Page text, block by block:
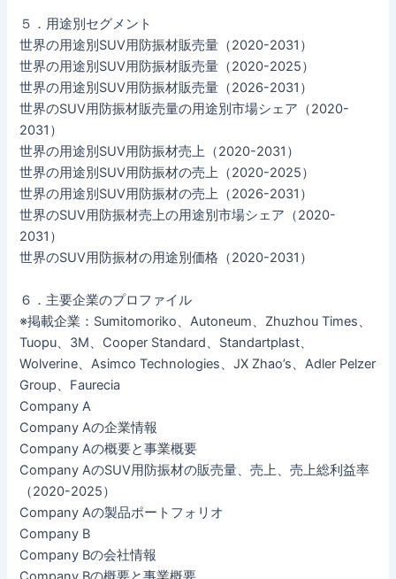
５．用途別セグメント
世界の用途別SUV用防振材販売量（2020-2031）
世界の用途別SUV用防振材販売量（2020-2025）
世界の用途別SUV用防振材販売量（2026-2031）
世界のSUV用防振材販売量の用途別市場シェア（2020-
2031）
世界の用途別SUV用防振材売上（2020-2031）
世界の用途別SUV用防振材の売上（2020-2025）
世界の用途別SUV用防振材の売上（2026-2031）
世界のSUV用防振材売上の用途別市場シェア（2020-
2031）
世界のSUV用防振材の用途別価格（2020-2031）
６．主要企業のプロファイル
※掲載企業：Sumitomoriko、Autoneum、Zhuzhou Times、
Tuopu、3M、Cooper Standard、Standartplast、
Wolverine、Asimco Technologies、JX Zhao’s、Adler Pelzer
Group、Faurecia
Company A
Company Aの企業情報
Company Aの概要と事業概要
Company AのSUV用防振材の販売量、売上、売上総利益率
（2020-2025）
Company Aの製品ポートフォリオ
Company B
Company Bの会社情報